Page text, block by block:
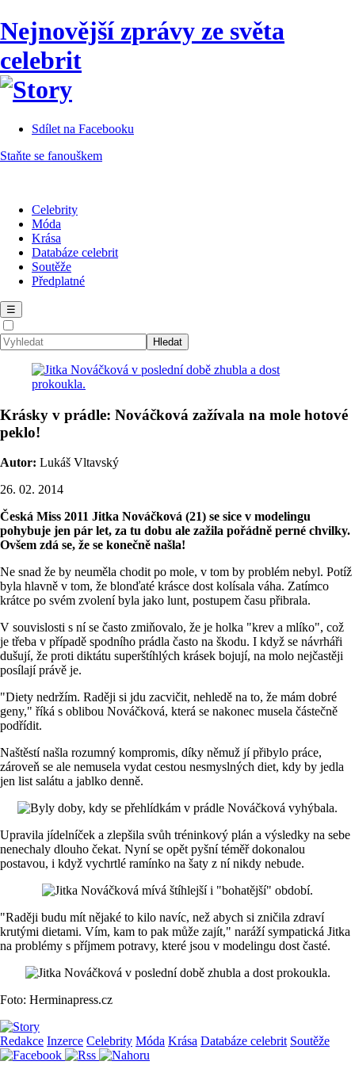
Nejnovější zprávy ze světa
celebrit
Sdílet na Facebooku
Staňte se fanouškem
Celebrity
Móda
Krása
Databáze celebrit
Soutěže
Předplatné
☰
Krásky v prádle: Nováčková zažívala na mole hotové
peklo!
Autor: Lukáš Vltavský
26. 02. 2014
Česká Miss 2011 Jitka Nováčková (21) se sice v modelingu
pohybuje jen pár let, za tu dobu ale zažila pořádně perné chvilky.
Ovšem zdá se, že se konečně našla!
Ne snad že by neuměla chodit po mole, v tom by problém nebyl. Potíž
byla hlavně v tom, že blonďaté krásce dost kolísala váha. Zatímco
krátce po svém zvolení byla jako lunt, postupem času přibrala.
V souvislosti s ní se často zmiňovalo, že je holka "krev a mlíko", což
je třeba v případě spodního prádla často na škodu. I když se návrháři
dušují, že proti diktátu superštíhlých krásek bojují, na molo nejčastěji
posílají právě je.
"Diety nedržím. Raději si jdu zacvičit, nehledě na to, že mám dobré
geny," říká s oblibou Nováčková, která se nakonec musela částečně
podřídit.
Naštěstí našla rozumný kompromis, díky němuž jí přibylo práce,
zároveň se ale nemusela vydat cestou nesmyslných diet, kdy by jedla
jen list salátu a jablko denně.
Upravila jídelníček a zlepšila svůh tréninkový plán a výsledky na sebe
nenechaly dlouho čekat. Nyní se opět pyšní téměř dokonalou
postavou, i když vychrtlé ramínko na šaty z ní nikdy nebude.
"Raději budu mít nějaké to kilo navíc, než abych si zničila zdraví
krutými dietami. Vím, kam to pak může zajít," naráží sympatická Jitka
na problémy s příjmem potravy, které jsou v modelingu dost časté.
Foto: Herminapress.cz
Redakce Inzerce Celebrity Móda Krása Databáze celebrit Soutěže